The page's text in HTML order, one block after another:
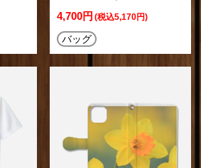
4,700円 (税込5,170円)
バッグ